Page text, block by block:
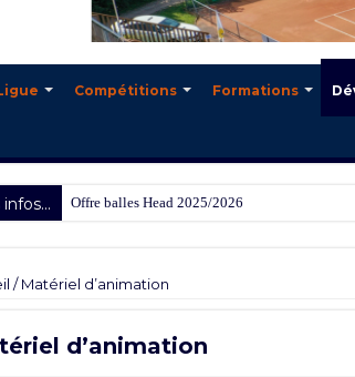
Compétitions Formations
Offre balles Head 2025/2026
/ Matériel d’animation
d’animation